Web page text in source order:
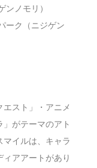
ンノモリ）
ーク（ニジゲン
スト」・アニメ
」がテーマのアト
イルは、キャラ
アアートがあり